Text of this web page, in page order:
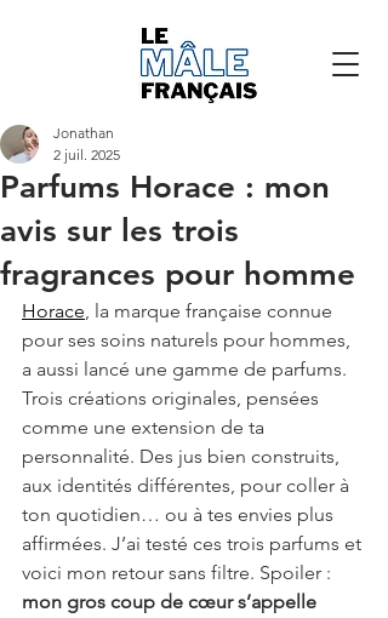
Parfums Horace : mon
avis sur les trois
fragrances pour homme
Jonathan
2 juil. 2025
Horace, la marque française connue
pour ses soins naturels pour hommes,
a aussi lancé une gamme de parfums.
Trois créations originales, pensées
comme une extension de ta
personnalité. Des jus bien construits,
aux identités différentes, pour coller à
ton quotidien… ou à tes envies plus
affirmées. J’ai testé ces trois parfums et
voici mon retour sans filtre. Spoiler :
mon gros coup de cœur s’appelle